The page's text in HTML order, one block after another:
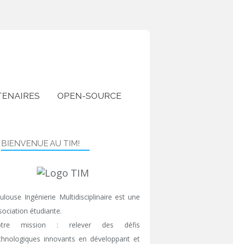
OPEN-SOURCE
BIENVENUE AU TIM!
Ingénierie Multidisciplinaire est une
étudiante.
mission : relever des défis
innovants en développant et